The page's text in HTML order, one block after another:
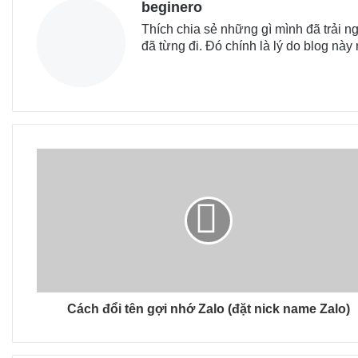
beginero
Thích chia sẻ những gì mình đã trải
đã từng đi. Đó chính là lý do blog này
Cách đổi tên gợi nhớ Zalo (đặt nick name Zalo)